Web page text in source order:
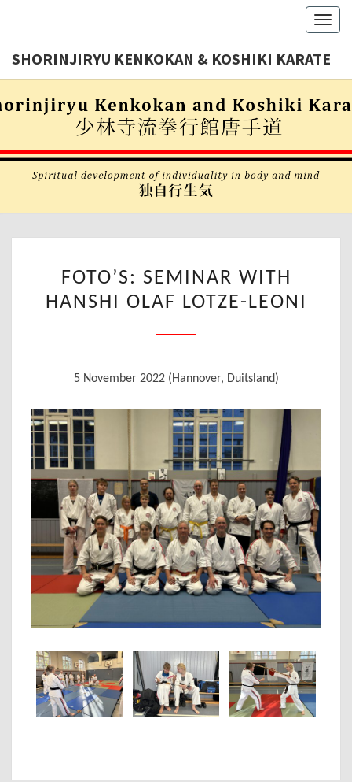
SHORINJIRYU KENKOKAN & KOSHIKI KARATE
Shorinjiryu
& Koshiki
Karate
SEMINAR
WITH
FOTO’S: SEMINAR WITH
HANSHI OLAF LOTZE-LEONI
5 November 2022 (Hannover, Duitsland)